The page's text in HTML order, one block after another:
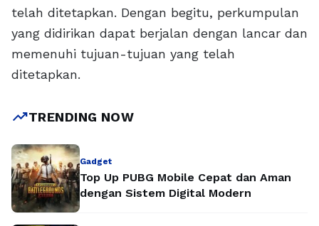
telah ditetapkan. Dengan begitu, perkumpulan
yang didirikan dapat berjalan dengan lancar dan
memenuhi tujuan-tujuan yang telah
ditetapkan.
trending_upTRENDING NOW
Gadget
Top Up PUBG Mobile Cepat dan Aman
dengan Sistem Digital Modern